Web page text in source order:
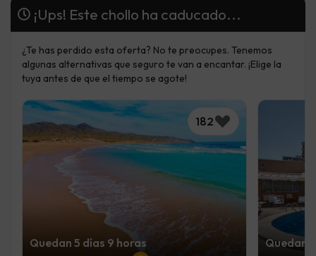
¡Ups! Este chollo ha caducado...
¿Te has perdido esta oferta? No te preocupes. Tenemos
algunas alternativas que seguro te van a encantar. ¡Elige la
tuya antes de que el tiempo se agote!
182
Quedan 5 días 9 horas Quedan